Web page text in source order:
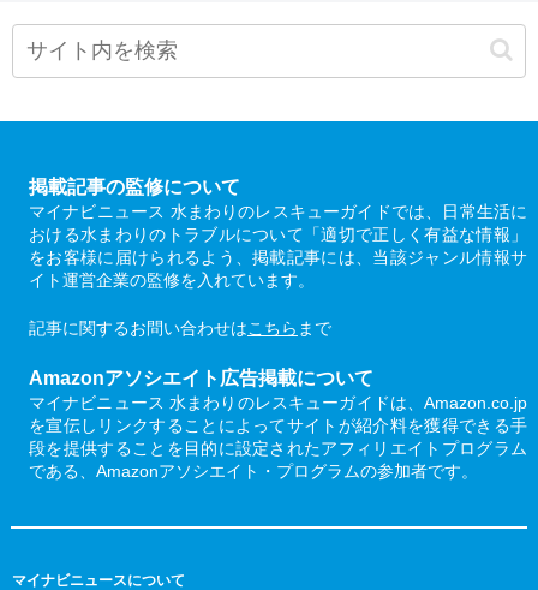
掲載記事の監修について
マイナビニュース 水まわりのレスキューガイドでは、日常生活に
おける水まわりのトラブルについて「適切で正しく有益な情報」
をお客様に届けられるよう、掲載記事には、当該ジャンル情報サ
イト運営企業の監修を入れています。
記事に関するお問い合わせはこちら まで
Amazonアソシエイト広告掲載について
マイナビニュース 水まわりのレスキューガイドは、Amazon.co.jp
を宣伝しリンクすることによってサイトが紹介料を獲得できる手
段を提供することを目的に設定されたアフィリエイトプログラム
である、Amazonアソシエイト・プログラムの参加者です。
マイナビニュースについて